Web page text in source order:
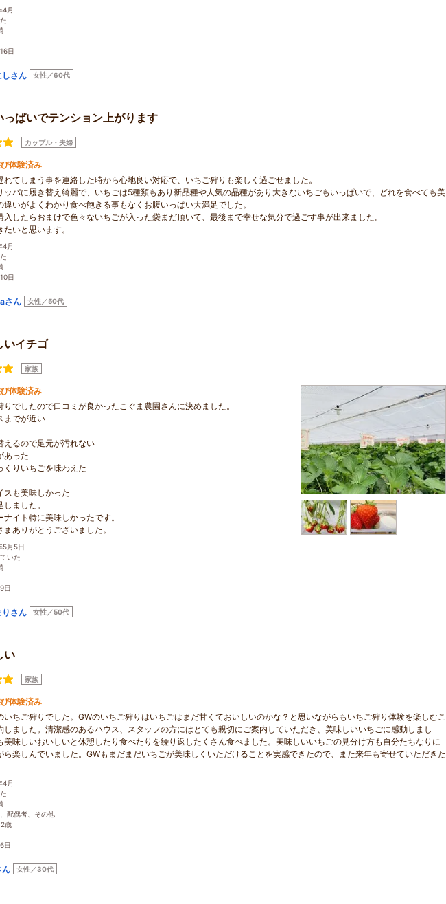
4月
日
しさん 女性／60代
っぱいでテンション上がります
カップル・夫婦
体験済み
れてしまう事を連絡した時から心地良い対応で、いちご狩りも楽しく過ごせました。
ッパに履き替え綺麗で、いちごは5種類もあり新品種や人気の品種があり大きないちごもいっぱいで、どれを食べても美
違いがよくわかり食べ飽きる事もなくお腹いっぱい大満足でした。
入したらおまけで色々ないちごが入った袋まだ頂いて、最後まで幸せな気分で過ごす事が出来ました。
いと思います。
4月
日
さん 女性／50代
いイチゴ
家族
体験済み
でしたので口コミが良かったこぐま農園さんに決めました。
までが近い
えるので足元が汚れない
あった
くりいちごを味わえた
スも美味しかった
ました。
イト特に美味しかったです。
ありがとうございました。
5月5日
いた
日
りさん 女性／50代
い
家族
体験済み
いちご狩りでした。GWのいちご狩りはいちごはまだ甘くておいしいのかな？と思いながらもいちご狩り体験を楽しむこ
しました。清潔感のあるハウス、スタッフの方にはとても親切にご案内していただき、美味しいいちごに感動しまし
美味しいおいしいと休憩したり食べたりを繰り返したくさん食べました。美味しいいちごの見分け方も自分たちなりに
ら楽しんでいました。GWもまだまだいちごが美味しくいただけることを実感できたので、また来年も寄せていただきた
4月
配偶者、その他
歳
日
ん 女性／30代